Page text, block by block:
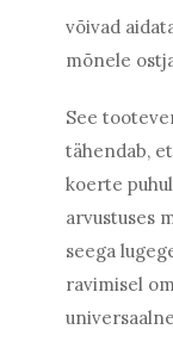
võivad
mõnele
See
tähendab,
koerte
arvustuses
seega
ravimisel